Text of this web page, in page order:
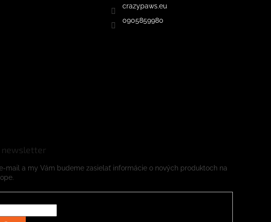
crazypaws.eu
0905859980
newsletter
mail a my Vám budeme zasielať informácie o nových produktoch na